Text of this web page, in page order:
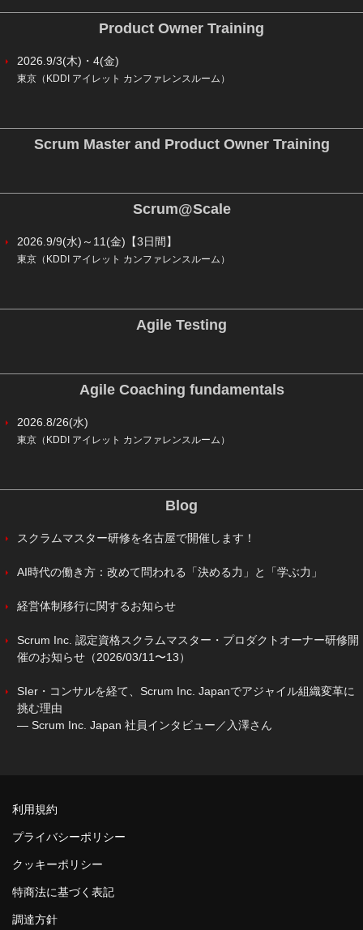
Product Owner Training
2026.9/3(木)・4(金)
東京（KDDI アイレット カンファレンスルーム）
Scrum Master and Product Owner Training
Scrum@Scale
2026.9/9(水)～11(金)【3日間】
東京（KDDI アイレット カンファレンスルーム）
Agile Testing
Agile Coaching fundamentals
2026.8/26(水)
東京（KDDI アイレット カンファレンスルーム）
Blog
スクラムマスター研修を名古屋で開催します！
AI時代の働き方：改めて問われる「決める力」と「学ぶ力」
経営体制移行に関するお知らせ
Scrum Inc. 認定資格スクラムマスター・プロダクトオーナー研修開
催のお知らせ（2026/03/11〜13）
SIer・コンサルを経て、Scrum Inc. Japanでアジャイル組織変革に
挑む理由
― Scrum Inc. Japan 社員インタビュー／入澤さん
利用規約
プライバシーポリシー
クッキーポリシー
特商法に基づく表記
調達方針